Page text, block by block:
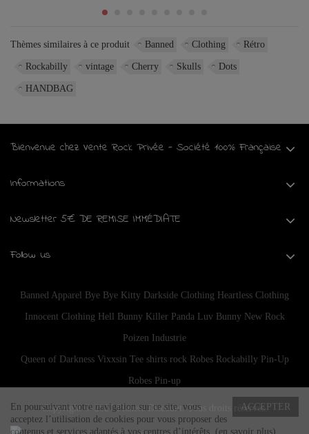
Thèmes similaires à ce produit Banned Clothing Rétro
Rockabilly vintage Cherry Skulls Dots
HANDBAG
Bienvenue chez Vente Rock Privée - Société 100% Française
Informations
Newsletter 5€ DE REMISE IMMÉDIATE
Follow us
Banned Apparel Bye Bye Kitty Darkside Clothing Heartless Clothing
Innocent Clothing Hell Bunny Killer Panda Luv Bunny New Rock
Poizen Industrie
Queen of Darkness Vixxsin Tee shirts rock Robes Rockabilly Pin-Up
Robes Pin-up
Copyright © 2024Planete Discount . Tous droits réservés.ACCEPTER
En poursuivant votre navigation sur ce site, vous
acceptez l’utilisation de cookies pour vous proposer des
contenus et services adaptés à vos centres d’intérêts. (en savoir plus)